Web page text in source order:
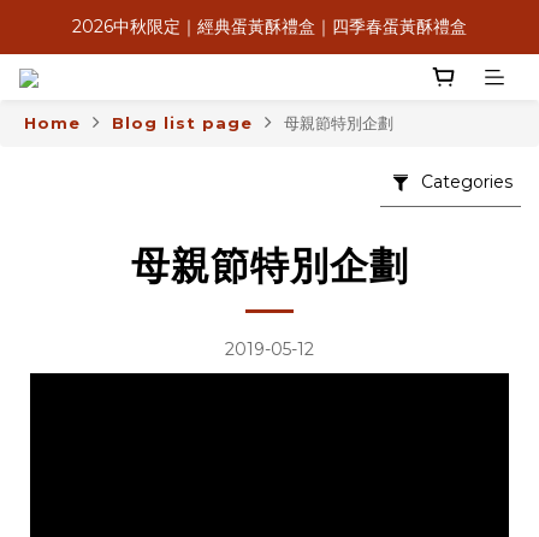
8月感恩獻心意，送禮送米其林
2026中秋限定｜經典蛋黃酥禮盒｜四季春蛋黃酥禮盒
8月感恩獻心意，送禮送米其林
Home Blog list page 母親節特別企劃
Categories
母親節特別企劃
2019-05-12